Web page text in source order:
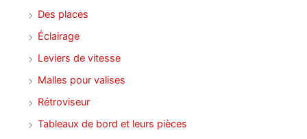
Des places
Éclairage
Leviers de vitesse
Malles pour valises
Rétroviseur
Tableaux de bord et leurs pièces